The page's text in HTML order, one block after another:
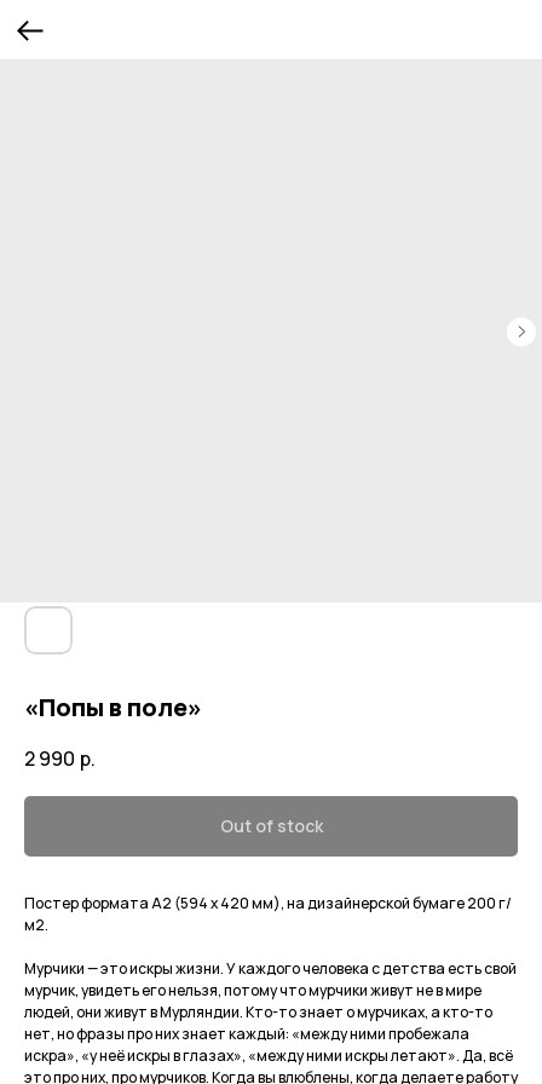
«Попы в поле»
2 990 р.
Out of stock
Постер формата A2 (594 х 420 мм), на дизайнерской бумаге 200 г/
м2.
Мурчики — это искры жизни. У каждого человека с детства есть свой
мурчик, увидеть его нельзя, потому что мурчики живут не в мире
людей, они живут в Мурляндии. Кто-то знает о мурчиках, а кто-то
нет, но фразы про них знает каждый: «между ними пробежала
искра», «у неё искры в глазах», «между ними искры летают». Да, всё
это про них, про мурчиков. Когда вы влюблены, когда делаете работу